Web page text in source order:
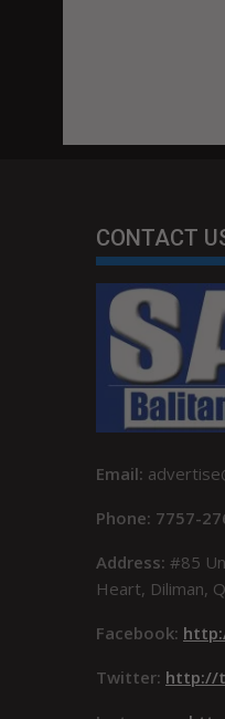
CONTACT
Email:
Phone: 7757-
Address: #85
Heart, Diliman,
Facebook:
Twitter: http://